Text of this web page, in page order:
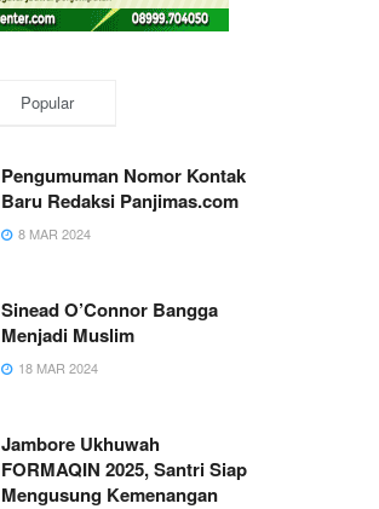
Popular
Pengumuman Nomor Kontak
Baru Redaksi Panjimas.com
8 MAR 2024
Sinead O’Connor Bangga
Menjadi Muslim
18 MAR 2024
Jambore Ukhuwah
FORMAQIN 2025, Santri Siap
Mengusung Kemenangan